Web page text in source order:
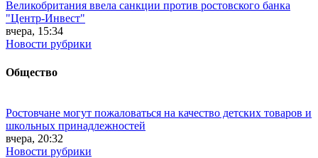
Великобритания ввела санкции против ростовского банка
"Центр-Инвест"
вчера, 15:34
Новости рубрики
Общество
Ростовчане могут пожаловаться на качество детских товаров и
школьных принадлежностей
вчера, 20:32
Новости рубрики